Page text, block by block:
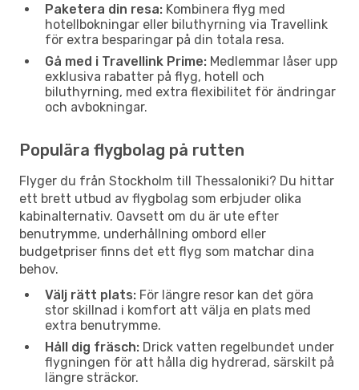
Paketera din resa: Kombinera flyg med
hotellbokningar eller biluthyrning via Travellink
för extra besparingar på din totala resa.
Gå med i Travellink Prime: Medlemmar låser upp
exklusiva rabatter på flyg, hotell och
biluthyrning, med extra flexibilitet för ändringar
och avbokningar.
Populära flygbolag på rutten
Flyger du från Stockholm till Thessaloniki? Du hittar
ett brett utbud av flygbolag som erbjuder olika
kabinalternativ. Oavsett om du är ute efter
benutrymme, underhållning ombord eller
budgetpriser finns det ett flyg som matchar dina
behov.
Välj rätt plats: För längre resor kan det göra
stor skillnad i komfort att välja en plats med
extra benutrymme.
Håll dig fräsch: Drick vatten regelbundet under
flygningen för att hålla dig hydrerad, särskilt på
längre sträckor.